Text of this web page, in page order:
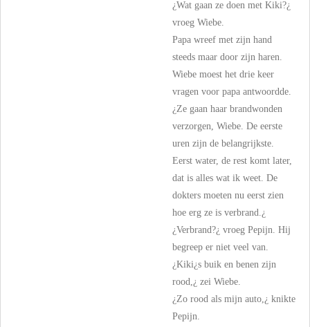
¿Wat gaan ze doen met Kiki?¿
vroeg Wiebe.
Papa wreef met zijn hand
steeds maar door zijn haren.
Wiebe moest het drie keer
vragen voor papa antwoordde.
¿Ze gaan haar brandwonden
verzorgen, Wiebe. De eerste
uren zijn de belangrijkste.
Eerst water, de rest komt later,
dat is alles wat ik weet. De
dokters moeten nu eerst zien
hoe erg ze is verbrand.¿
¿Verbrand?¿ vroeg Pepijn. Hij
begreep er niet veel van.
¿Kiki¿s buik en benen zijn
rood,¿ zei Wiebe.
¿Zo rood als mijn auto,¿ knikte
Pepijn.